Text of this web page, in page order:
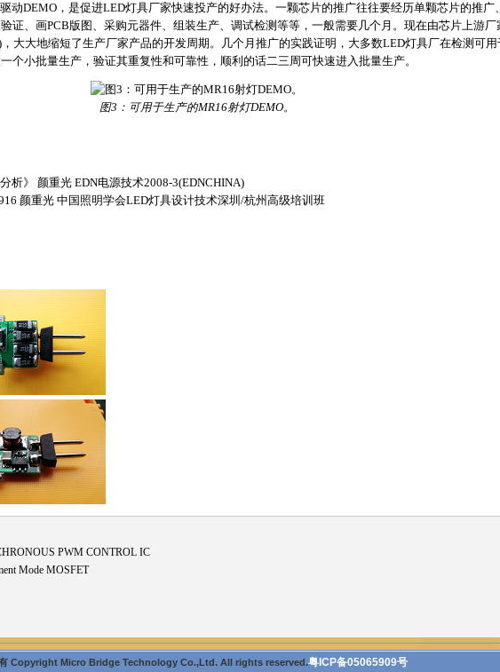
动DEMO，是促进LED灯具厂家快速投产的好办法。一颗芯片的推广往往要经历单颗芯片的推广
证、画PCB版图、采购元器件、组装生产、调试检测等等，一般需要几个月。现在由芯片上游厂
大大地缩短了生产厂家产品的开发周期。几个月推广的实践证明，大多数LED灯具厂在检测可用
个小批量生产，验证其重复性和可靠性，顺利的话二三周可快速进入批量生产。
图3：可用于生产的MR16射灯DEMO。
析》 颜重光 EDN电源技术2008-3(EDNCHINA)
颜重光 中国照明学会LED灯具设计技术深圳/杭州高级培训班
PWM CONTROL IC
Mode MOSFET
有 Copyright Micro Bridge Technology Co.,Ltd. All rights reserved.粤ICP备05065909号